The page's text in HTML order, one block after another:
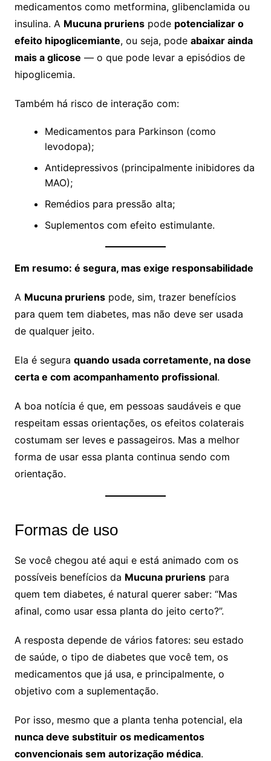
medicamentos como metformina, glibenclamida ou
insulina. A Mucuna prurienspode potencializar o
efeito hipoglicemiante, ou seja, pode abaixar ainda
mais a glicose — o que pode levar a episódios de
hipoglicemia.
Também há risco de interação com:
Medicamentos para Parkinson (como
levodopa);
Antidepressivos (principalmente inibidores da
MAO);
Remédios para pressão alta;
Suplementos com efeito estimulante.
Em resumo: é segura, mas exige responsabilidade
A Mucuna prurienspode, sim, trazer benefícios
para quem tem diabetes, mas não deve ser usada
de qualquer jeito.
Ela é segura quando usada corretamente, na dose
certa e com acompanhamento profissional.
A boa notícia é que, em pessoas saudáveis e que
respeitam essas orientações, os efeitos colaterais
costumam ser leves e passageiros. Mas a melhor
forma de usar essa planta continua sendo com
orientação.
Formas de uso
Se você chegou até aqui e está animado com os
possíveis benefícios da Mucuna prurienspara
quem tem diabetes, é natural querer saber: “Mas
afinal, como usar essa planta do jeito certo?”.
A resposta depende de vários fatores: seu estado
de saúde, o tipo de diabetes que você tem, os
medicamentos que já usa, e principalmente, o
objetivo com a suplementação.
Por isso, mesmo que a planta tenha potencial, ela
nunca deve substituir os medicamentos
convencionais sem autorização médica.